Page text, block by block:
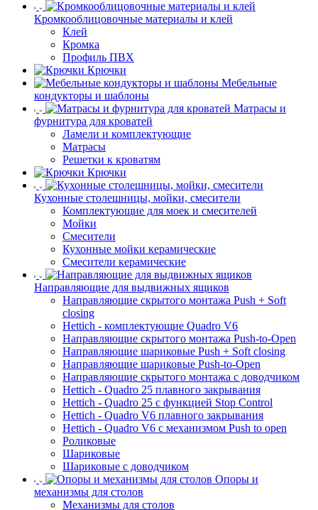
Кромкооблицовочные материалы и клей
Клей
Кромка
Профиль ПВХ
Крючки
Мебельные
кондукторы и шаблоны
Матрасы и
фурнитура для кроватей
Ламели и комплектующие
Матрасы
Решетки к кроватям
Крючки
Кухонные столешницы, мойки, смесители
Комплектующие для моек и смесителей
Мойки
Смесители
Кухонные мойки керамические
Смесители керамические
Направляющие для выдвижных ящиков
Направляющие скрытого монтажа Push + Soft
closing
Hettich - комплектующие Quadro V6
Направляющие скрытого монтажа Push-to-Open
Направляющие шариковые Push + Soft closing
Направляющие шариковые Push-to-Open
Направляющие скрытого монтажа с доводчиком
Hettich - Quadro 25 плавного закрывания
Hettich - Quadro 25 с функцией Stop Control
Hettich - Quadro V6 плавного закрывания
Hettich - Quadro V6 с механизмом Push to open
Роликовые
Шариковые
Шариковые с доводчиком
Опоры и
механизмы для столов
Механизмы для столов